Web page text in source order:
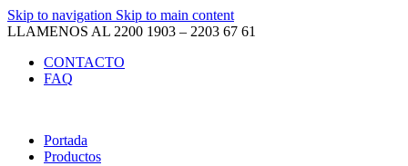
Skip to navigation Skip to main content
LLAMENOS AL 2200 1903 – 2203 67 61
CONTACTO
FAQ
Portada
Productos